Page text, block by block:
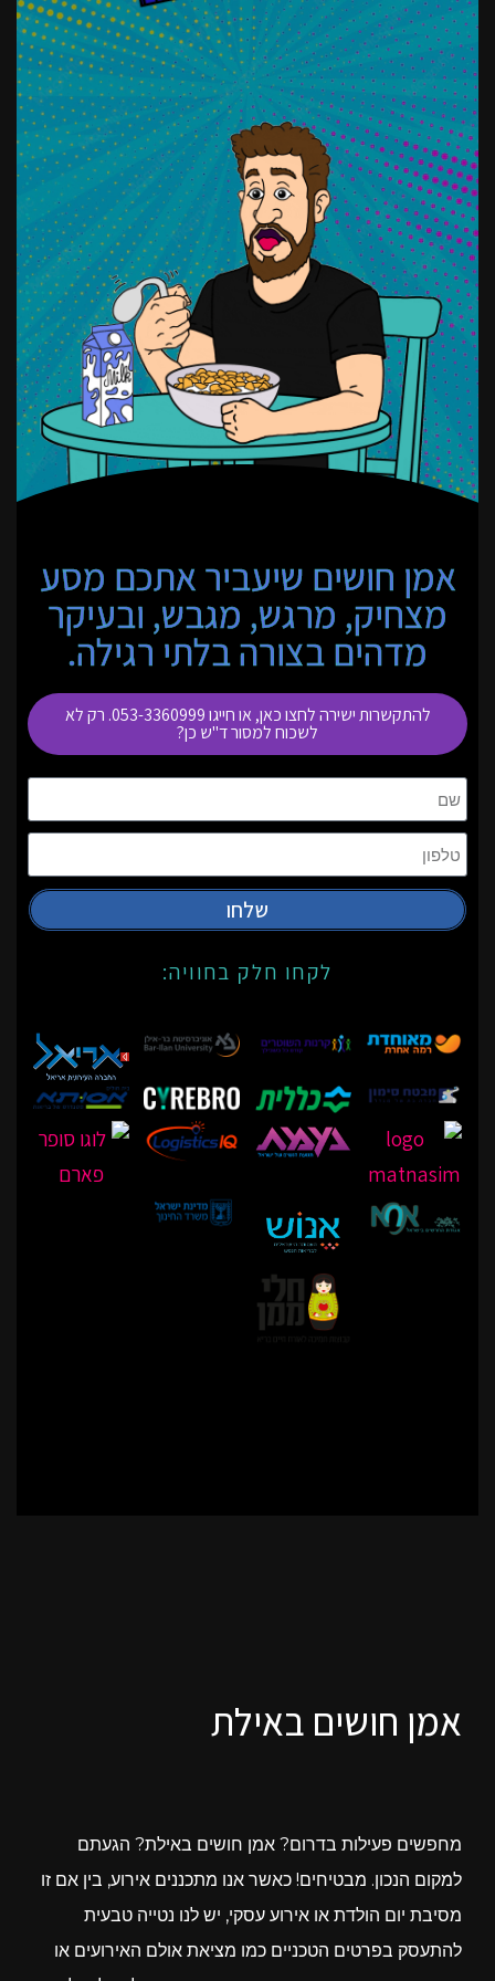
אמן חושים שיעביר אתכם מסע
מצחיק, מרגש, מגבש, ובעיקר
מדהים בצורה בלתי רגילה.
להתקשרות ישירה לחצו כאן, או חייגו 053-3360999. רק לא
לשכוח למסור ד"ש כן?
שלחו
לקחו חלק בחוויה:
אמן חושים באילת
מחפשים פעילות בדרום? אמן חושים באילת? הגעתם
למקום הנכון. מבטיחים! כאשר אנו מתכננים אירוע, בין אם זו
מסיבת יום הולדת או אירוע עסקי, יש לנו נטייה טבעית
להתעסק בפרטים הטכניים כמו מציאת אולם האירועים או